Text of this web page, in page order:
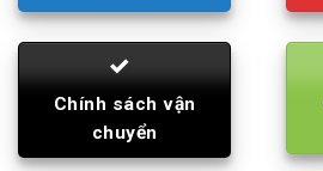
Chính sách vận
chuyển